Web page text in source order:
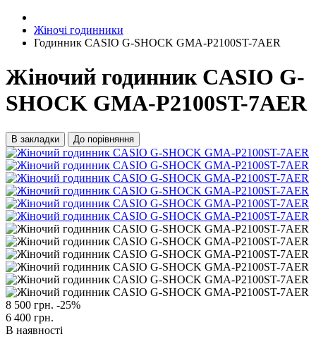
Жіночі годинники
Годинник CASIO G-SHOCK GMA-P2100ST-7AER
Жіночий годинник CASIO G-
SHOCK GMA-P2100ST-7AER
В закладки До порівняння
8 500 грн. -25%
6 400 грн.
В наявності